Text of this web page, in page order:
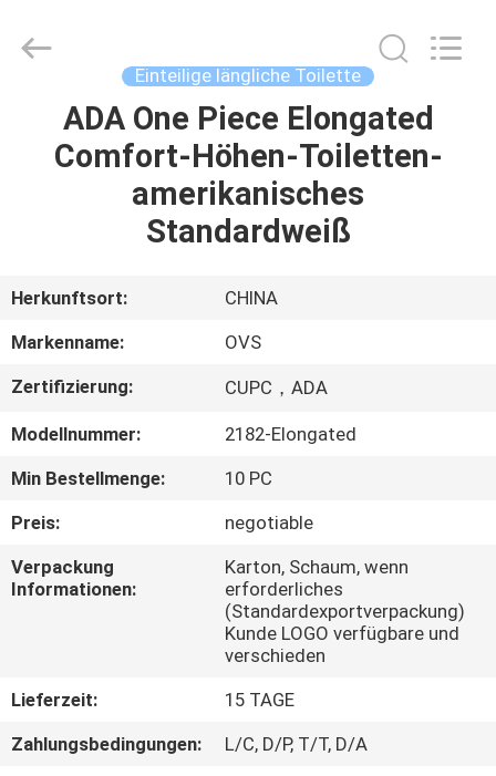
HAUS
PRODUKTE
UNS
AUSFLUG
QUALITÄTSKONTROLLE
SIE
IN
VERBINDUNG
Einteilige längliche Toilette
ADA One Piece Elongated
Comfort-Höhen-Toiletten-
amerikanisches
Standardweiß
Herkunftsort:
CHINA
Markenname:
OVS
Zertifizierung:
CUPC，ADA
Modellnummer:
2182-Elongated
Min Bestellmenge:
10 PC
Preis:
negotiable
Verpackung
Informationen:
Karton, Schaum, wenn
erforderliches
(Standardexportverpackung)
Kunde LOGO verfügbare und
verschieden
Lieferzeit:
15 TAGE
Zahlungsbedingungen:
L/C, D/P, T/T, D/A